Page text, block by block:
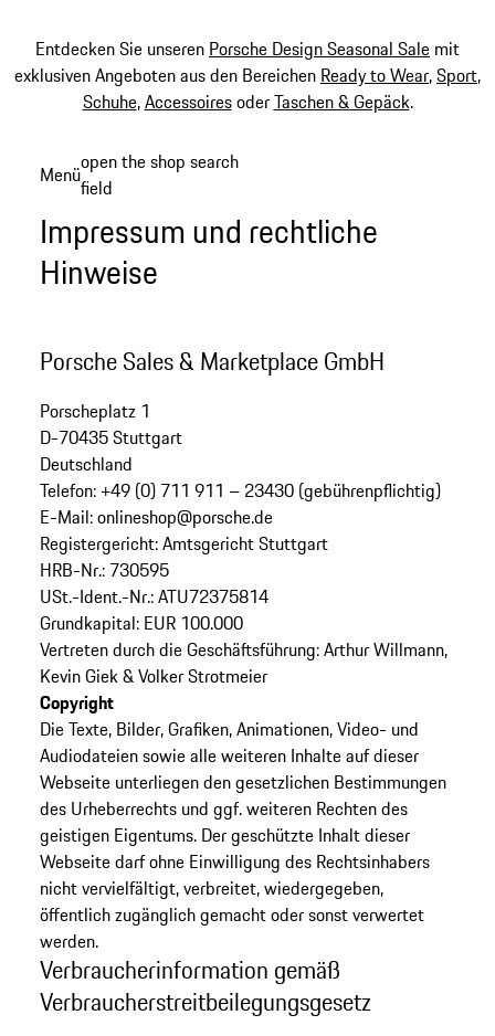
Entdecken Sie unseren Porsche Design Seasonal Sale mit
exklusiven Angeboten aus den Bereichen Ready to Wear,Sport,
Schuhe,AccessoiresoderTaschen & Gepäck.
Hauptinhalt
Menüopen the shop search
field
Impressum und rechtliche
Hinweise
Porsche Sales & Marketplace GmbH
Porscheplatz 1
D-70435 Stuttgart
Deutschland
Telefon: +49 (0) 711 911 – 23430 (gebührenpflichtig)
E-Mail: onlineshop@porsche.de
Registergericht: Amtsgericht Stuttgart
HRB-Nr.: 730595
USt.-Ident.-Nr.: ATU72375814
Grundkapital: EUR 100.000
Vertreten durch die Geschäftsführung: Arthur Willmann,
Kevin Giek & Volker Strotmeier
Copyright
Die Texte, Bilder, Grafiken, Animationen, Video- und
Audiodateien sowie alle weiteren Inhalte auf dieser
Webseite unterliegen den gesetzlichen Bestimmungen
des Urheberrechts und ggf. weiteren Rechten des
geistigen Eigentums. Der geschützte Inhalt dieser
Webseite darf ohne Einwilligung des Rechtsinhabers
nicht vervielfältigt, verbreitet, wiedergegeben,
öffentlich zugänglich gemacht oder sonst verwertet
werden.
Verbraucherinformation gemäß
Verbraucherstreitbeilegungsgesetz